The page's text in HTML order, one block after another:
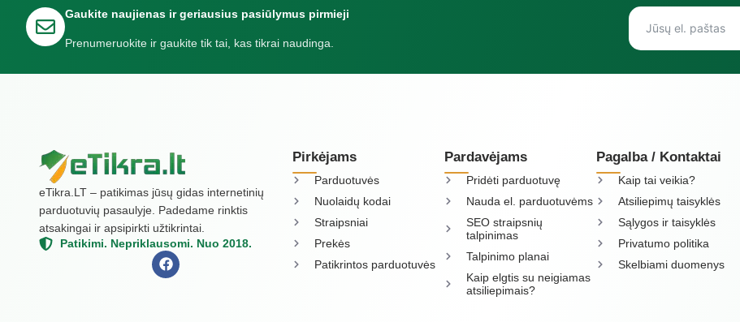
Gaukite naujienas ir geriausius pasiūlymus pirmieji
Prenumeruokite ir gaukite tik tai, kas tikrai naudinga.
eTikra.LT – patikimas jūsų gidas internetinių
parduotuvių pasaulyje. Padedame rinktis
atsakingai ir apsipirkti užtikrintai.
Patikimi. Nepriklausomi. Nuo 2018.
Pirkėjams
Parduotuvės
Nuolaidų kodai
Straipsniai
Prekės
Patikrintos parduotuvės
Pardavėjams
Pridėti parduotuvę
Nauda el. parduotuvėms
SEO straipsnių
talpinimas
Talpinimo planai
Kaip elgtis su neigiamas
atsiliepimais?
Pagalba / Kontaktai
Kaip tai veikia?
Atsiliepimų taisyklės
Sąlygos ir taisyklės
Privatumo politika
Skelbiami duomenys